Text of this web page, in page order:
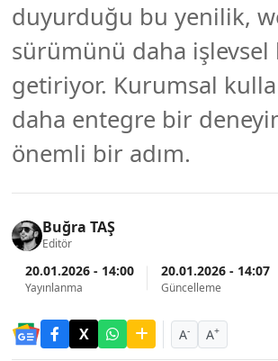
duyurduğu bu yenilik,
sürümünü daha işlevsel
getiriyor. Kurumsal
daha entegre bir
önemli bir adım.
Buğra TAŞ
Editör
20.01.2026 - 14:00
Yayınlanma
20.01.2026 - 14:07
Güncelleme
A- A+